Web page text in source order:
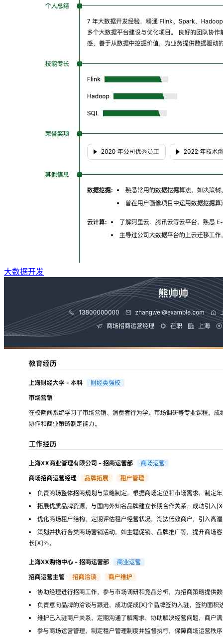
大数据开发